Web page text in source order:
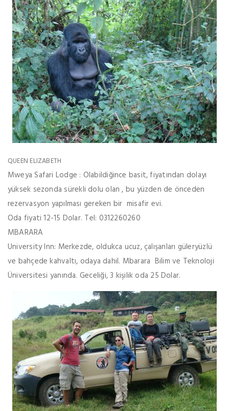
QUEEN ELIZABETH
Mweya Safari Lodge : Olabildiğince basit, fiyatından dolayı
yüksek sezonda sürekli dolu olan , bu yüzden de önceden
rezervasyon yapılması gereken bir misafir evi.
Oda fiyati 12-15 Dolar. Tel: 0312260260
MBARARA
University Inn: Merkezde, oldukca ucuz, çalışanları güleryüzlü
ve bahçede kahvaltı, odaya dahil. Mbarara Bilim ve Teknoloji
Üniversitesi yanında. Geceliği, 3 kişilik oda 25 Dolar.